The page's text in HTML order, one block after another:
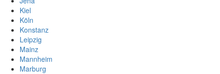
Kiel
Köln
Konstanz
Leipzig
Mainz
Mannheim
Marburg